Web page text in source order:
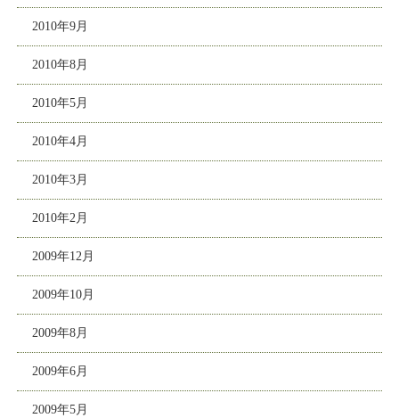
2010年9月
2010年8月
2010年5月
2010年4月
2010年3月
2010年2月
2009年12月
2009年10月
2009年8月
2009年6月
2009年5月